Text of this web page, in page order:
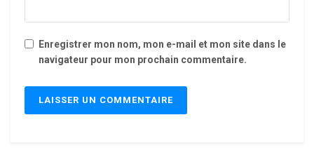
Enregistrer mon nom, mon e-mail et mon site dans le
navigateur pour mon prochain commentaire.